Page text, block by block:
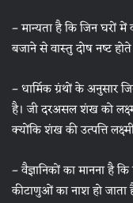
– मान्यता है कि जिन घरों
बजाने से वास्‍तु दोष नष्‍ट
– धार्मिक ग्रंथों के अनुसार
है। जी दरअसल शंख को
क्योंकि शंख की उत्पत्ति
– वैज्ञानिकों का मानना
कीटाणुओं का नाश हो जाता